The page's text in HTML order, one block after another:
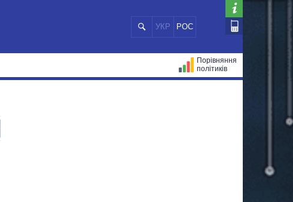
УКР РОС
Порівняння
політиків